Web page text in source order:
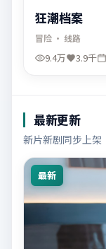
狂潮档案
冒险 · 线路
9.4万 3.9千
最新更新
新片新剧同步上架
最新